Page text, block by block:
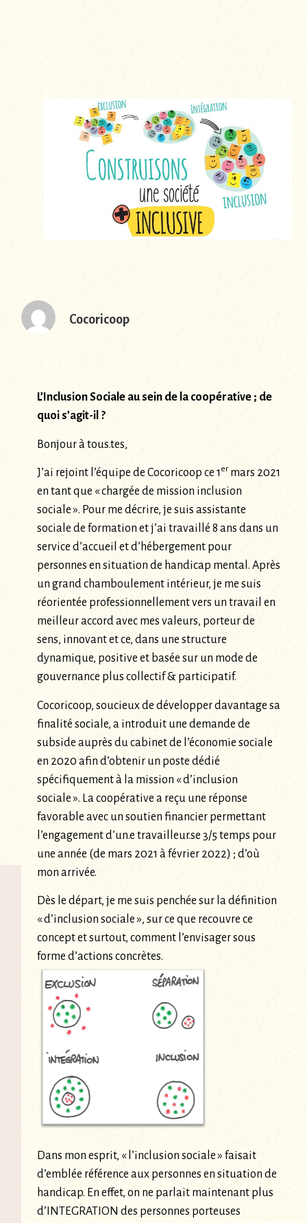
Cocoricoop
L’Inclusion Sociale au sein de la coopérative ; de
quoi s’agit-il ?
Bonjour à tous.tes,
J’ai rejoint l’équipe de Cocoricoop ce 1er mars 2021
en tant que « chargée de mission inclusion
sociale ». Pour me décrire, je suis assistante
sociale de formation et j’ai travaillé 8 ans dans un
service d’accueil et d’hébergement pour
personnes en situation de handicap mental. Après
un grand chamboulement intérieur, je me suis
réorientée professionnellement vers un travail en
meilleur accord avec mes valeurs, porteur de
sens, innovant et ce, dans une structure
dynamique, positive et basée sur un mode de
gouvernance plus collectif & participatif.
Cocoricoop, soucieux de développer davantage sa
finalité sociale, a introduit une demande de
subside auprès du cabinet de l’économie sociale
en 2020 afin d’obtenir un poste dédié
spécifiquement à la mission « d’inclusion
sociale ». La coopérative a reçu une réponse
favorable avec un soutien financier permettant
l’engagement d’un.e travailleur.se 3/5 temps pour
une année (de mars 2021 à février 2022) ; d’où
mon arrivée.
Dès le départ, je me suis penchée sur la définition
« d’inclusion sociale », sur ce que recouvre ce
concept et surtout, comment l’envisager sous
forme d’actions concrètes.
Dans mon esprit, « l’inclusion sociale » faisait
d’emblée référence aux personnes en situation de
handicap. En effet, on ne parlait maintenant plus
d’INTEGRATION des personnes porteuses